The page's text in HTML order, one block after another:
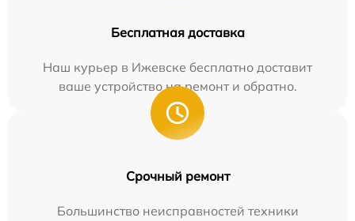
Бесплатная доставка
Наш курьер в Ижевске бесплатно доставит
ваше устройство на ремонт и обратно.
Срочный ремонт
Большинство неисправностей техники